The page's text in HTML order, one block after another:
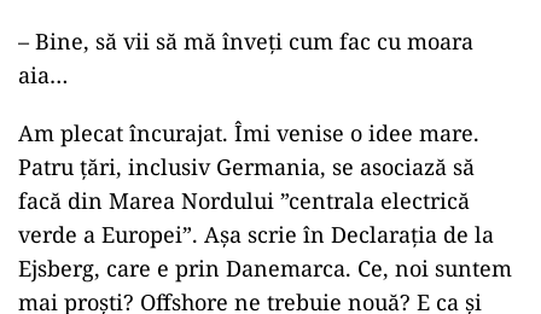
– Bine, să vii să mă înveți cum fac cu moara
aia…
Am plecat încurajat. Îmi venise o idee mare.
Patru țări, inclusiv Germania, se asociază să
facă din Marea Nordului ”centrala electrică
verde a Europei”. Așa scrie în Declarația de la
Ejsberg, care e prin Danemarca. Ce, noi suntem
mai proști? Offshore ne trebuie nouă? E ca și